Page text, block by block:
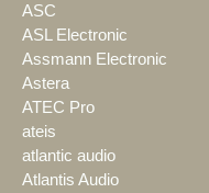
ASC
ASL Electronic
Assmann Electronic
Astera
ATEC Pro
ateis
atlantic audio
Atlantis Audio